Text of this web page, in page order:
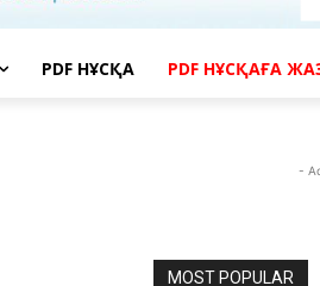
PDF НҰСҚА PDF НҰСҚАҒА
-
MOST POPULAR